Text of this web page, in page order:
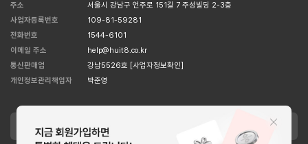
주소
서울시 강남구 언주로 151길 7 주성빌딩 2-3층
사업자등록번호
109-81-59281
전화번호
1544-6101
이메일 주소
help@huit8.co.kr
통신판매업
강남5526호
[사업자정보확인]
개인정보관리책임자
박준영
APPLE STORE